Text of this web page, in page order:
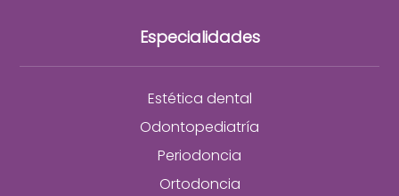
Especialidades
Estética dental
Odontopediatría
Periodoncia
Ortodoncia